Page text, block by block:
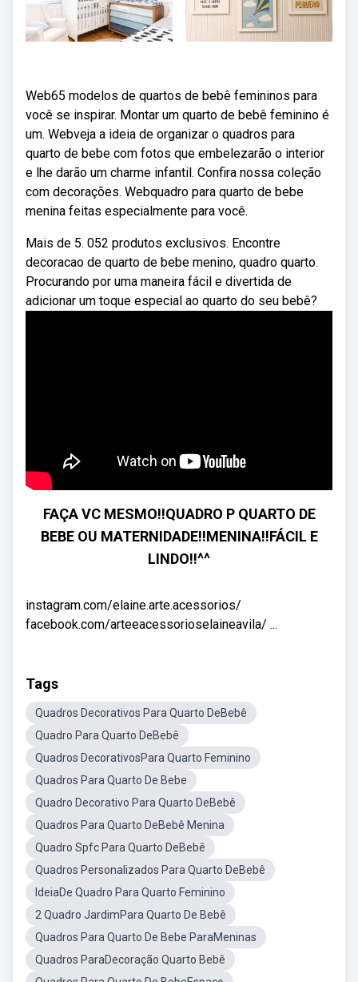
Web65 modelos de quartos de bebê femininos para
você se inspirar. Montar um quarto de bebê feminino é
um. Webveja a ideia de organizar o quadros para
quarto de bebe com fotos que embelezarão o interior
e lhe darão um charme infantil. Confira nossa coleção
com decorações. Webquadro para quarto de bebe
menina feitas especialmente para você.
Mais de 5. 052 produtos exclusivos. Encontre
decoracao de quarto de bebe menino, quadro quarto.
Procurando por uma maneira fácil e divertida de
adicionar um toque especial ao quarto do seu bebê?
FAÇA VC MESMO!!QUADRO P QUARTO DE
BEBE OU MATERNIDADE!!MENINA!!FÁCIL E
LINDO!!^^
instagram.com/elaine.arte.acessorios/
facebook.com/arteeacessorioselaineavila/ ...
Tags
Quadros Decorativos Para Quarto DeBebê
Quadro Para Quarto DeBebê
Quadros DecorativosPara Quarto Feminino
Quadros Para Quarto De Bebe
Quadro Decorativo Para Quarto DeBebê
Quadros Para Quarto DeBebê Menina
Quadro Spfc Para Quarto DeBebê
Quadros Personalizados Para Quarto DeBebê
IdeiaDe Quadro Para Quarto Feminino
2 Quadro JardimPara Quarto De Bebê
Quadros Para Quarto De Bebe ParaMeninas
Quadros ParaDecoração Quarto Bebê